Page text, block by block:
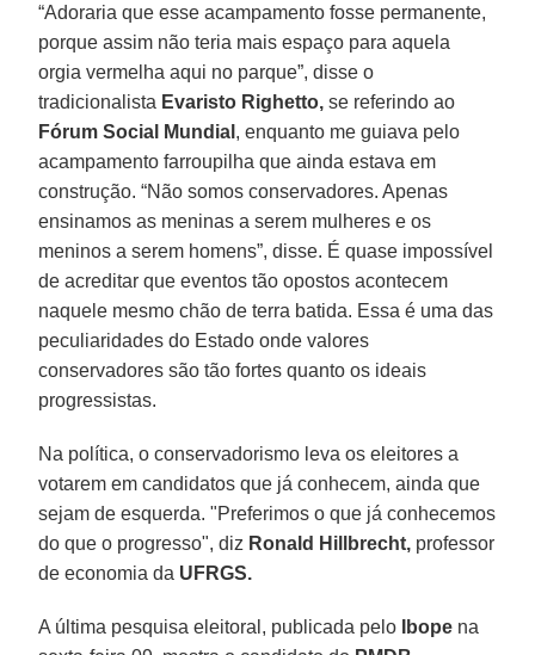
“Adoraria que esse acampamento fosse permanente,
porque assim não teria mais espaço para aquela
orgia vermelha aqui no parque”, disse o
tradicionalista Evaristo Righetto, se referindo ao
Fórum Social Mundial , enquanto me guiava pelo
acampamento farroupilha que ainda estava em
construção. “Não somos conservadores. Apenas
ensinamos as meninas a serem mulheres e os
meninos a serem homens”, disse. É quase impossível
de acreditar que eventos tão opostos acontecem
naquele mesmo chão de terra batida. Essa é uma das
peculiaridades do Estado onde valores
conservadores são tão fortes quanto os ideais
progressistas.
Na política, o conservadorismo leva os eleitores a
votarem em candidatos que já conhecem, ainda que
sejam de esquerda. "Preferimos o que já conhecemos
do que o progresso", diz Ronald Hillbrecht, professor
de economia da UFRGS.
A última pesquisa eleitoral, publicada pelo Ibope na